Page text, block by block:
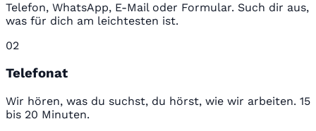
Telefon, WhatsApp, E-Mail oder Formular. Such dir aus,
was für dich am leichtesten ist.
02
Telefonat
Wir hören, was du suchst, du hörst, wie wir arbeiten. 15
bis 20 Minuten.